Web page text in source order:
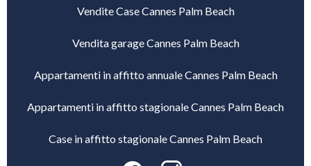
Vendite Case Cannes Palm Beach
Vendita garage Cannes Palm Beach
Appartamenti in affitto annuale Cannes Palm Beach
Appartamenti in affitto stagionale Cannes Palm Beach
Case in affitto stagionale Cannes Palm Beach